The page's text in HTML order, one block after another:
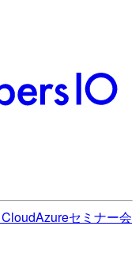
Azureセミナー会